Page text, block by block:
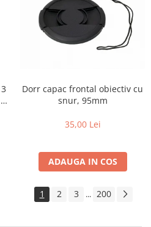
Dorr capac frontal obiectiv cu
snur, 95mm
35,00 Lei
ADAUGA IN COS
1 2 3 ... 200